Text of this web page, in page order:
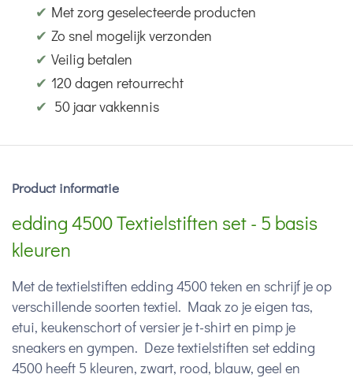
✔ Met zorg geselecteerde producten
✔ Zo snel mogelijk verzonden
✔ Veilig betalen
✔ 120 dagen retourrecht
✔ 50 jaar vakkennis
Product informatie
edding 4500 Textielstiften set - 5 basis
kleuren
Met de textielstiften edding 4500 teken en schrijf je op
verschillende soorten textiel. Maak zo je eigen tas,
etui, keukenschort of versier je t-shirt en pimp je
sneakers en gympen. Deze textielstiften set edding
4500 heeft 5 kleuren, zwart, rood, blauw, geel en